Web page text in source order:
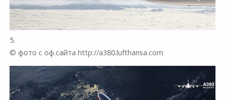
5.
© фото с оф.сайта http://a380.lufthansa.com